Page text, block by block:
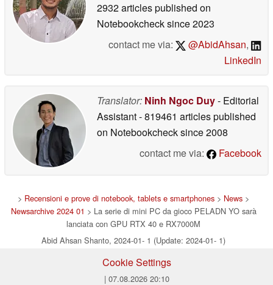
2932 articles published on
Notebookchecksince 2023
contact me via:
@AbidAhsan,
LinkedIn
Translator: Ninh Ngoc Duy- Editorial
Assistant- 819461 articles published
on Notebookchecksince 2008
contact me via:
Facebook
> Recensioni e prove di notebook, tablets e smartphones > News >
Newsarchive 2024 01 > La serie di mini PC da gioco PELADN YO sarà
lanciata con GPU RTX 40 e RX7000M
Abid Ahsan Shanto, 2024-01- 1 (Update: 2024-01- 1)
Cookie Settings
| 07.08.2026 20:10